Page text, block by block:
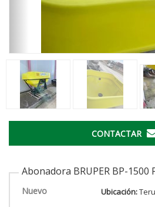
CONTACTAR
Abonadora BRUPER BP-1500
Nuevo Ubicación: